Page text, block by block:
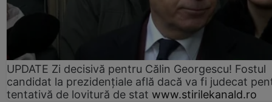
UPDATE Zi decisivă pentru Călin Georgescu! Fostul
candidat la prezidențiale află dacă va fi judecat
tentativă de lovitură de stat www.stirilekanald.ro